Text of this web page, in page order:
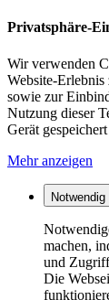
Privatsphäre-
Wir verwenden
Website-
sowie zur
Nutzung dieser
Gerät
Mehr anzeigen
Notwendig
machen,
und
Die